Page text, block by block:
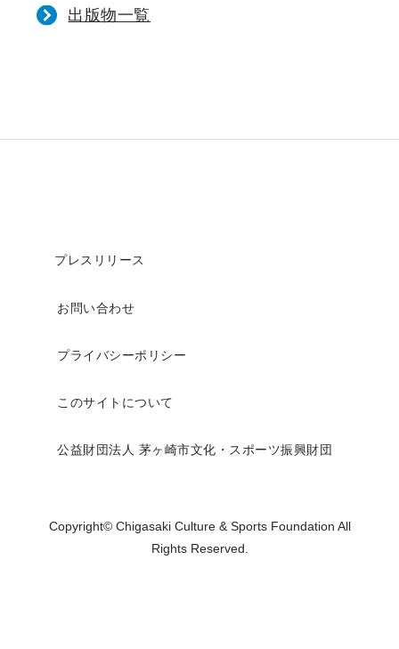
出版物一覧
プレスリリース
お問い合わせ
プライバシーポリシー
このサイトについて
公益財団法人 茅ヶ崎市文化・スポーツ振興財団
Copyright© Chigasaki Culture & Sports Foundation All
Rights Reserved.